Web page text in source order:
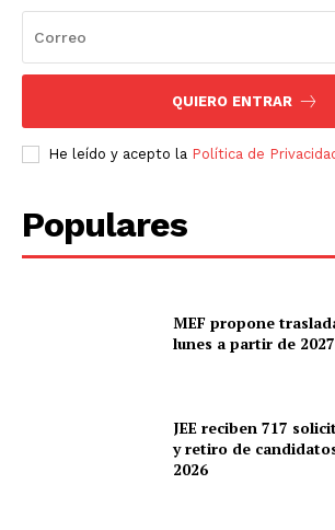
QUIERO ENTRAR
He leído y acepto la Política de
Populares
MEF propone
lunes a partir de 2027
JEE reciben 717
y retiro de
2026